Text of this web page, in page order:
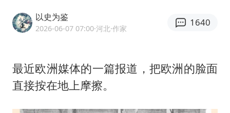
“立秋的第一杯奶茶”又爆单了
王力宏演唱会黄牛带观众藏匿被查获
27岁女子组织卖淫集团被悬赏通缉
以史为鉴
2026-06-07 07:00·河北·作家
1640
最近欧洲媒体的一篇报道，把欧洲的脸面
直接按在地上摩擦。